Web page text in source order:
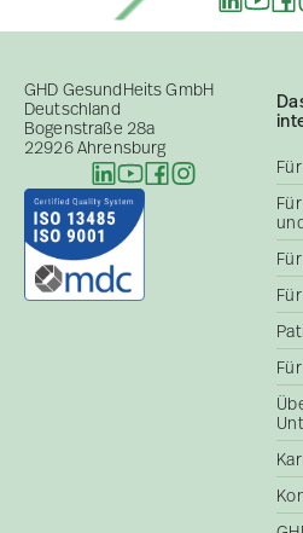
GHD GesundHeits GmbH
Deutschland
Bogenstraße 28a
22926 Ahrensburg